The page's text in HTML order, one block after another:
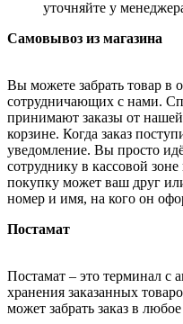
уточняйте у
Самовывоз из магазина
Вы можете забрать товар в
сотрудничающих с нами.
принимают заказы от
корзине. Когда заказ
уведомление. Вы просто
сотруднику в кассовой
покупку может ваш друг
номер и имя, на кого он
Постамат
Постамат – это терминал с
хранения заказанных
может забрать заказ в